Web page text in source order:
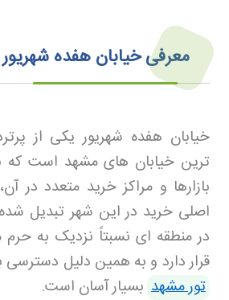
معرفی خیابان هفده
خیابان هفده شهریور یکی از
ترین خیابان های مشهد است که
بازارها و مراکز خرید متعدد در
اصلی خرید در این شهر تبدیل
در منطقه ای نسبتاً نزدیک به
قرار دارد و به همین دلیل دسترسی
تور مشهد بسیار آسان است.